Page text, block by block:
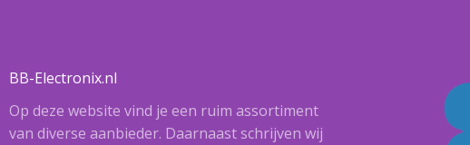
BB-Electronix.nl
Op deze website vind je een ruim assortiment
van diverse aanbieder. Daarnaast schrijven wij